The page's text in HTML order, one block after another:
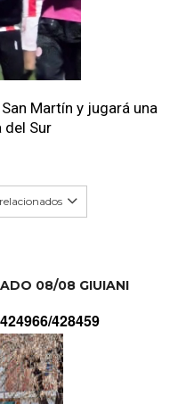
Martín y jugará una
del Sur
08/08 GIUIANI
428459